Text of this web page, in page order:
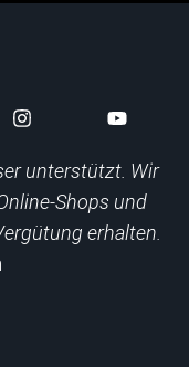
unterstützt. Wir
Shops und
erhalten.